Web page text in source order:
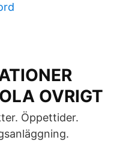
OVRIGT
Öppettider.